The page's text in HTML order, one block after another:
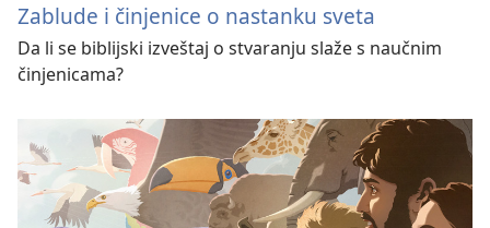
Zablude i činjenice o nastanku sveta
Da li se biblijski izveštaj o stvaranju slaže s naučnim
činjenicama?